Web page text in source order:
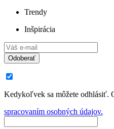
Trendy
Inšpirácia
Odoberať
Kedykoľvek sa môžete odhlásiť.
spracovaním osobných údajov.